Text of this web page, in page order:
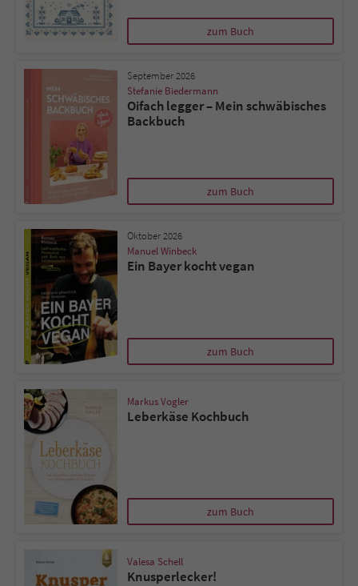
zum Buch
September 2026
Stefanie Biedermann
Oifach legger – Mein schwäbisches
Backbuch
zum Buch
Oktober 2026
Manuel Winbeck
Ein Bayer kocht vegan
zum Buch
Markus Vogler
Leberkäse Kochbuch
zum Buch
Valesa Schell
Knusperlecker!
Name tx_pwcomments_ahash
Literatur-Couch Medien GmbH & Co. KG
Laufzeit 1 Jahr
Zweck
Name fe_typo_user
Anbieter Literatur-Couch Medien GmbH & Co. KG
Laufzeit Session
Zweck
Dieses Cookie gewährleistet die
Kommunikation der Webseite mit dem
Benutzer. Es wird benötigt um z. B. den
Sicherheitscode des Kontaktformulars zu